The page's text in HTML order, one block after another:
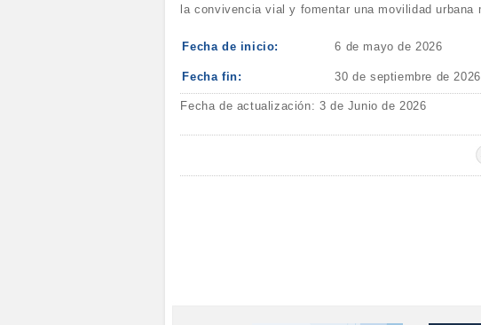
la convivencia vial y fomentar una movilidad urbana
Fecha de inicio: 6 de mayo de 2026
Fecha fin: 30 de septiembre de 2026
Fecha de actualización: 3 de Junio de 2026